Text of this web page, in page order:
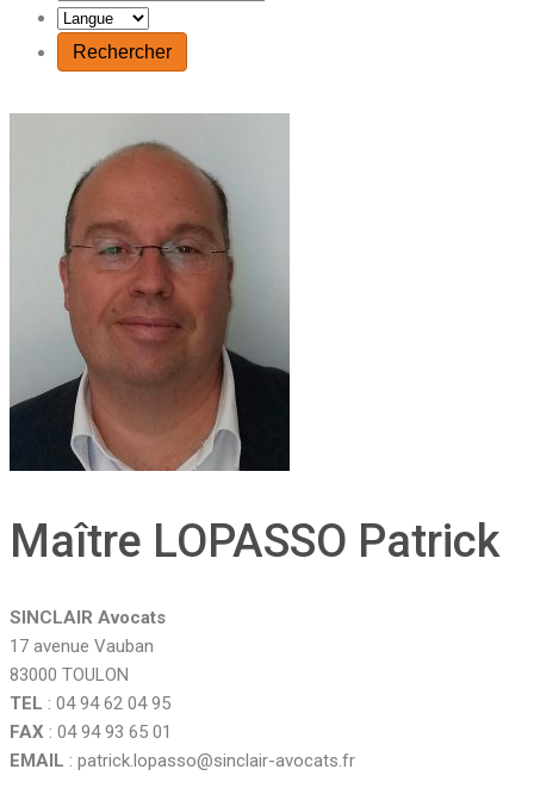
Maître LOPASSO Patrick
SINCLAIR Avocats
17 avenue Vauban
83000 TOULON
TEL : 04 94 62 04 95
FAX : 04 94 93 65 01
EMAIL : patrick.lopasso@sinclair-avocats.fr